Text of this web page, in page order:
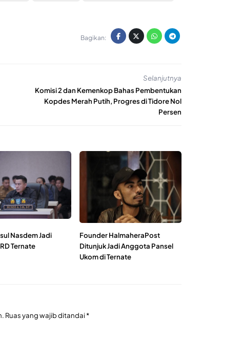
Bagikan:
Selanjutnya
Komisi 2 dan Kemenkop Bahas Pembentukan
Kopdes Merah Putih, Progres di Tidore Nol
Persen
Nasdem Jadi
Ternate
Founder HalmaheraPost
Ditunjuk Jadi Anggota Pansel
Ukom di Ternate
Ruas yang wajib ditandai*